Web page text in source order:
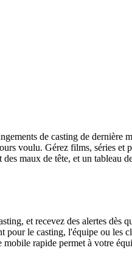
de casting de dernière
voulu. Gérez films, séries et
maux de tête, et un tableau
et recevez des alertes dès
pour le casting, l'équipe ou les
rapide permet à votre